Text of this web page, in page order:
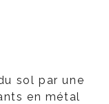
sol par une
en métal